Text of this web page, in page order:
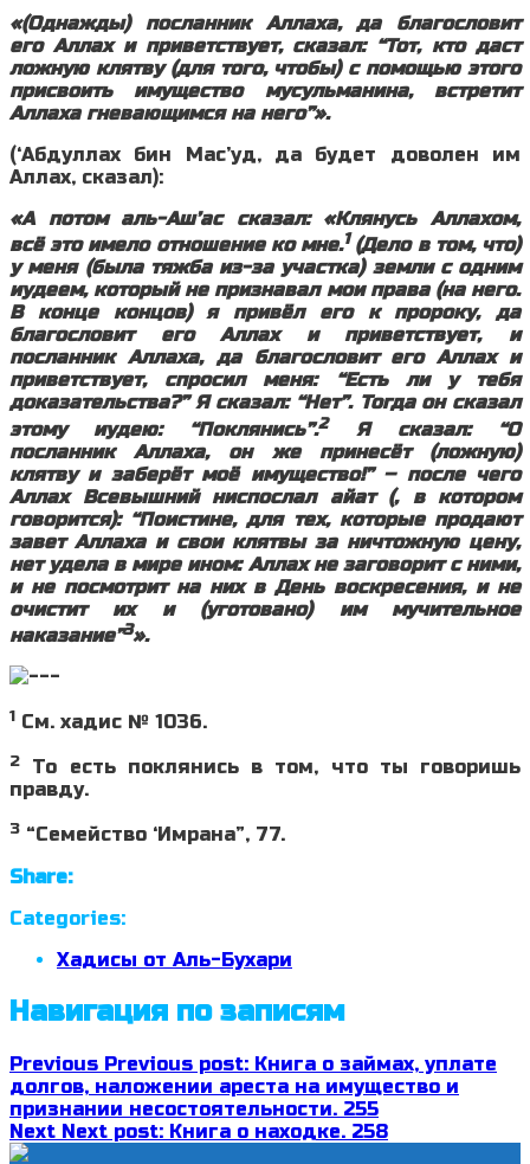
«(Однажды) посланник Аллаха, да благословит
его Аллах и приветствует, сказал: “Тот, кто даст
ложную клятву (для того, чтобы) с помощью этого
присвоить имущество мусульманина, встретит
Аллаха гневающимся на него”».
(‘Абдуллах бин Мас’уд, да будет доволен им
Аллах, сказал):
«А потом аль-Аш’ас сказал: «Клянусь Аллахом,
всё это имело отношение ко мне.1(Дело в том, что)
у меня (была тяжба из-за участка) земли с одним
иудеем, который не признавал мои права (на него.
В конце концов) я привёл его к пророку, да
благословит его Аллах и приветствует, и
посланник Аллаха, да благословит его Аллах и
приветствует, спросил меня: “Есть ли у тебя
доказательства?” Я сказал: “Нет”. Тогда он сказал
этому иудею: “Поклянись”.2Я сказал: “О
посланник Аллаха, он же принесёт (ложную)
клятву и заберёт моё имущество!” – после чего
Аллах Всевышний ниспослал айат (, в котором
говорится): “Поистине, для тех, которые продают
завет Аллаха и свои клятвы за ничтожную цену,
нет удела в мире ином: Аллах не заговорит с ними,
и не посмотрит на них в День воскресения, и не
очистит их и (уготовано) им мучительное
наказание”3».
1 См. хадис № 1036.
2 То есть поклянись в том, что ты говоришь
правду.
3 “Семейство ‘Имрана”, 77.
Share:
Categories:
Хадисы от Аль-Бухари
Навигация по записям
Previous Previous post: Книга о займах, уплате
долгов, наложении ареста на имущество и
признании несостоятельности. 255
Next Next post: Книга о находке. 258